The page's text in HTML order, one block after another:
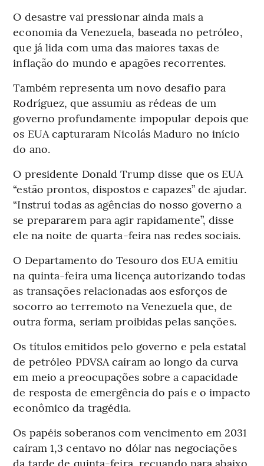
O desastre vai pressionar ainda mais a
economia da Venezuela, baseada no petróleo,
que já lida com uma das maiores taxas de
inflação do mundo e apagões recorrentes.
Também representa um novo desafio para
Rodríguez, que assumiu as rédeas de um
governo profundamente impopular depois que
os EUA capturaram Nicolás Maduro no início
do ano.
O presidente Donald Trump disse que os EUA
“estão prontos, dispostos e capazes” de ajudar.
“Instruí todas as agências do nosso governo a
se prepararem para agir rapidamente”, disse
ele na noite de quarta-feira nas redes sociais.
O Departamento do Tesouro dos EUA emitiu
na quinta-feira uma licença autorizando todas
as transações relacionadas aos esforços de
socorro ao terremoto na Venezuela que, de
outra forma, seriam proibidas pelas sanções.
Os títulos emitidos pelo governo e pela estatal
de petróleo PDVSA caíram ao longo da curva
em meio a preocupações sobre a capacidade
de resposta de emergência do país e o impacto
econômico da tragédia.
Os papéis soberanos com vencimento em 2031
caíram 1,3 centavo no dólar nas negociações
da tarde de quinta-feira, recuando para abaixo